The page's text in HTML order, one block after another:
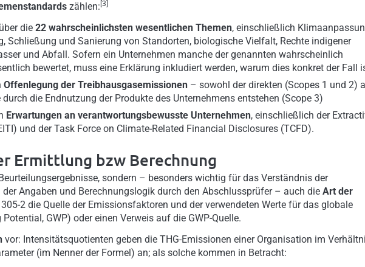
zählen: [3]
die 22 wahrscheinlichsten wesentlichen Themen, einschließlich
Schließung und Sanierung von Standorten, biologische Vielfalt, Rechte indigener
und Abfall. Sofern ein Unternehmen manche der genannten wahrscheinlich
bewertet, muss eine Erklärung inkludiert werden, warum dies konkret der Fall
Offenlegung der Treibhausgasemissionen – sowohl der direkten (Scopes 1 und 2)
die Endnutzung der Produkte des Unternehmens entstehen (Scope 3)
Erwartungen an verantwortungsbewusste Unternehmen, einschließlich der
und der Task Force on Climate-Related Financial Disclosures (TCFD).
Ermittlung bzw Berechnung
sondern – besonders wichtig für das Verständnis der
Angaben und Berechnungslogik durch den Abschlussprüfer – auch die Art der
305-2 die Quelle der Emissionsfaktoren und der verwendeten Werte für das globale
GWP) oder einen Verweis auf die GWP-Quelle.
vor: Intensitätsquotienten geben die THG-Emissionen einer Organisation im
(im Nenner der Formel) an; als solche kommen in Betracht: